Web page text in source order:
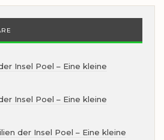
Insel Poel – Eine kleine
Insel Poel – Eine kleine
der Insel Poel – Eine kleine